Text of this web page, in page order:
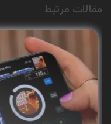
مقالات مرتبط